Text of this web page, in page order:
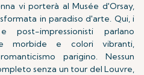
vi porterà al Musée d'Orsay,
in paradiso d'arte. Qui, i
post-impressionisti parlano
morbide e colori vibranti,
parigino. Nessun
senza un tour del Louvre,